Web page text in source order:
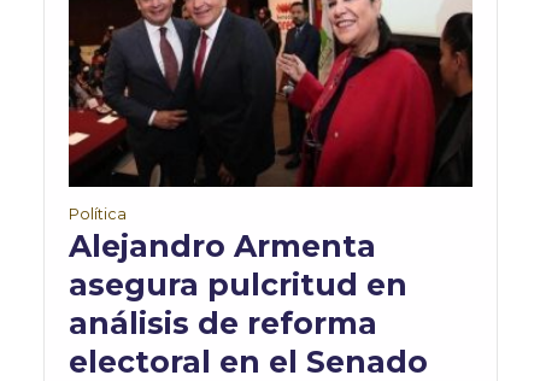
Política
Alejandro Armenta
asegura pulcritud en
análisis de reforma
electoral en el Senado